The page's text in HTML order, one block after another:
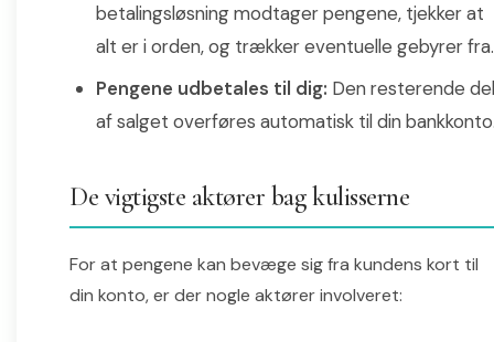
betalingsløsning modtager pengene, tjekker at
alt er i orden, og trækker eventuelle gebyrer fra.
Pengene udbetales til dig: Den resterende del
af salget overføres automatisk til din
De vigtigste aktører bag kulisserne
For at pengene kan bevæge sig fra kundens kort til
din konto, er der nogle aktører involveret: